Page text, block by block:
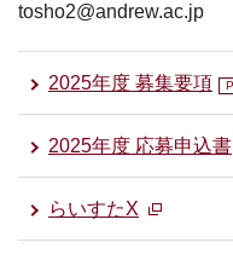
tosho2@andrew.ac.jp
2025年度 募集要項
2025年度 応募申込書
らいすたX